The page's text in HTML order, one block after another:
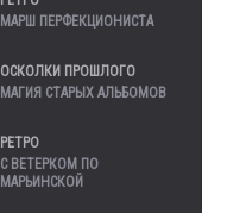
МАРШ ПЕРФЕКЦИОНИСТА
ОСКОЛКИ ПРОШЛОГО
МАГИЯ СТАРЫХ АЛЬБОМОВ
РЕТРО
С ВЕТЕРКОМ ПО
МАРЬИНСКОЙ